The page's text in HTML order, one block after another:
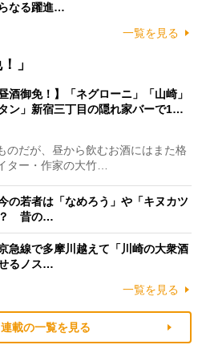
なる躍進…
一覧を見る
」
酒御免！】「ネグローニ」「山崎」
タン」新宿三丁目の隠れ家バーで1…
だが、昼から飲むお酒にはまた格
ター・作家の大竹…
の若者は「なめろう」や「キヌカツ
？ 昔の…
急線で多摩川越えて「川崎の大衆酒
るノス…
一覧を見る
載の一覧を見る